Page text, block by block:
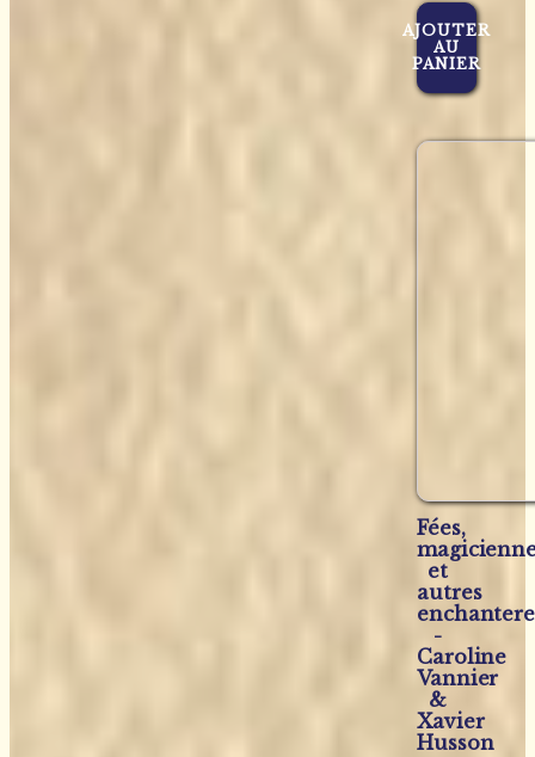
AJOUTER
AU
PANIER
Fées,
et
autres
-
Caroline
Vannier
&
Xavier
Husson